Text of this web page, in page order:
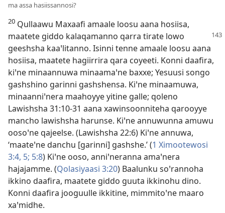
ma assa hasiissannosi?
20 Qullaawu Maxaafi amaale loosu aana hosiisa,
maatete giddo kalaqamanno qarra tirate lowo
geeshsha kaaꞌlitanno. Isinni tenne amaale loosu aana
hosiisa, maatete hagiirrira qara coyeeti. Konni daafira,
kiꞌne minaannuwa minaamaꞌne baxxe; Yesuusi songo
gashshino garinni gashshensa. Kiꞌne minaamuwa,
minaanniꞌnera maahoyye yitine galle; qoleno
Lawishsha 31:10-31 aana xawinsoonniteha qarooyye
mancho lawishsha harunse. Kiꞌne annuwunna amuwu
oosoꞌne qajeelse. (Lawishsha 22:6) Kiꞌne annuwa,
‘maateꞌne danchu [garinni] gashshe.’ (1 Ximootewosi
3:4, 5; 5:8) Kiꞌne ooso, anniꞌneranna amaꞌnera
hajajamme. (Qolasiyaasi 3:20) Baalunku soꞌrannoha
ikkino daafira, maatete giddo guuta ikkinohu dino.
Konni daafira jooguulle ikkitine, mimmitoꞌne maaro
xaꞌmidhe.